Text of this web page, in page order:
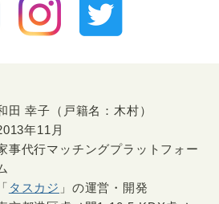
田 幸子（戸籍名：木村）
年11月
事代行マッチングプラットフォー
「 タスカジ 」の運営・開発